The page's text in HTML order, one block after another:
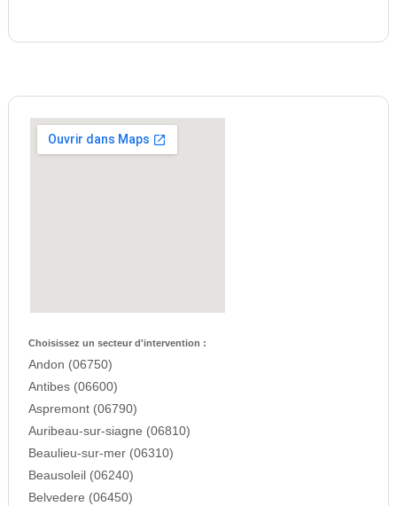
Choisissez un secteur d'intervention :
Andon (06750)
Antibes (06600)
Aspremont (06790)
Auribeau-sur-siagne (06810)
Beaulieu-sur-mer (06310)
Beausoleil (06240)
Belvedere (06450)